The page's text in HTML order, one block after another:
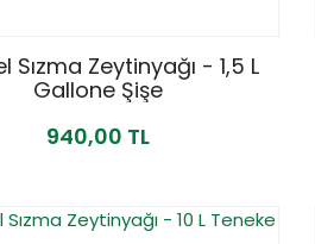
Sızma Zeytinyağı - 1,5 L
Gallone Şişe
940,00 TL